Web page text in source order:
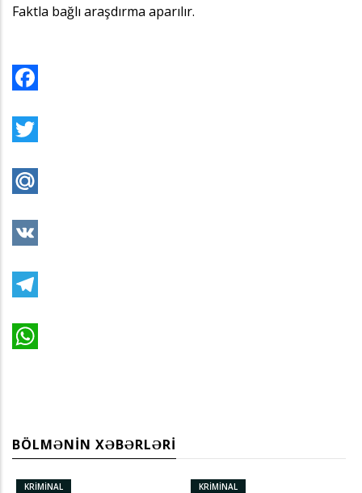
Faktla bağlı araşdırma aparılır.
BÖLMƏNIN XƏBƏRLƏRI
KRİMİNAL KRİMİNAL